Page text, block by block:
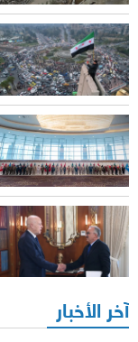
آخر الأخبار